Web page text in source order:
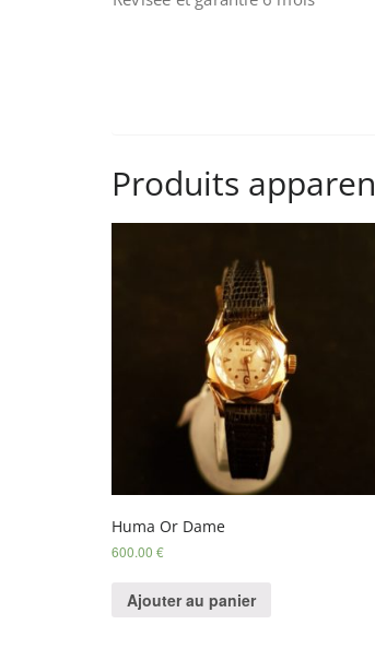
Produits
Huma Or Dame
600.00 €
Ajouter au panier